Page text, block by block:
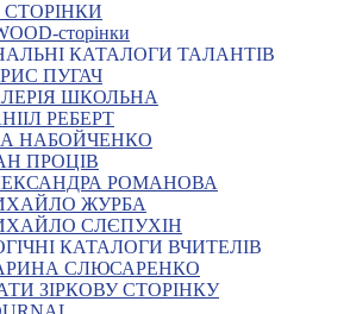
СТОРІНКИ
сторінки
КАТАЛОГИ ТАЛАНТІВ
ПУГАЧ
ШКОЛЬНА
РЕБЕРТ
НАБОЙЧЕНКО
ПРОЦІВ
РОМАНОВА
ЖУРБА
СЛЄПУХІН
КАТАЛОГИ ВЧИТЕЛІВ
СЛЮСАРЕНКО
ЗІРКОВУ СТОРІНКУ